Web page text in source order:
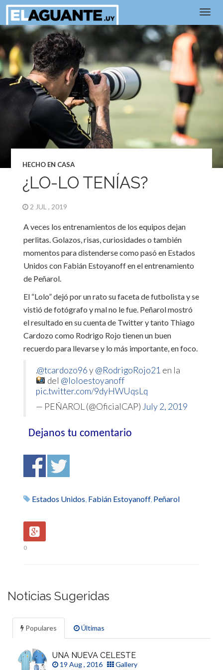
HECHO EN CASA
¿LO-LO TENÍAS?
2 JUL , 2019
A veces los entrenamientos de los equipos dejan
perlitas. Golazos, risas, curiosidades o también
momentos para distenderse como pasó en Estados
Unidos con Fabián Estoyanoff en el entrenamiento
de Peñarol.
El “Lolo” dejó por un rato su faceta de futbolista y se
vistió de fotógrafo y mal no le fue. Peñarol mostró
el resultado en su cuenta de Twitter y tanto Thiago
Cardozo como Rodrigo Rojo tienen un buen
recuerdo para llevarse y lo más importante, en foco.
.@tcardozo96y@RodrigoRojo21 en la
del @loloestoyanoff
pic.twitter.com/9dyHWUqsLq
— PEÑAROL (@OficialCAP) July 2, 2019
Dejanos tu comentario
Estados Unidos, Fabián Estoyanoff, Peñarol
0
Noticias Sugeridas
Populares Últimas
UNA NUEVA CELESTE
19 Aug , 2016 Gallery